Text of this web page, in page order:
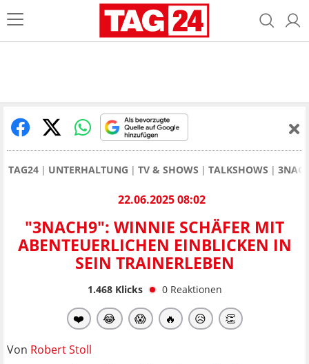
TAG24 UNTERHALTUNG TV & SHOWS TALKSHOWS
22.06.2025 08:02
"3NACH9": WINNIE SCHÄFER MIT
ABENTEUERLICHEN EINBLICKEN IN
SEIN TRAINERLEBEN
1.468Klicks 0 Reaktionen
❤️ 😂 😱 🔥 😥 👏
Von Robert Stoll